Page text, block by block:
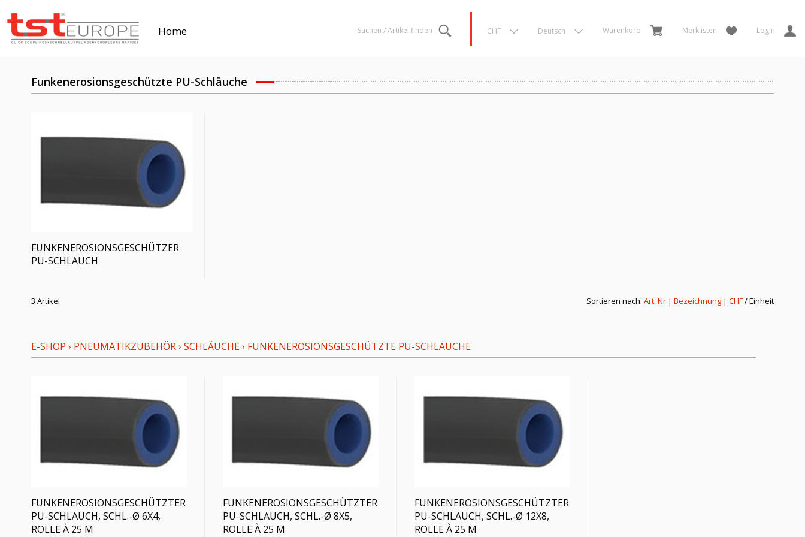
CHF Deutsch Warenkorb Merklisten Login
Suchen / Artikel finden
Home
Funkenerosionsgeschützte PU-Schläuche
FUNKENEROSIONSGESCHÜTZER
PU-SCHLAUCH
Sortieren nach: Art. Nr | Bezeichnung | CHF/ Einheit
3 Artikel
E-SHOP › PNEUMATIKZUBEHÖR› SCHLÄUCHE› FUNKENEROSIONSGESCHÜTZTE PU-SCHLÄUCHE
FUNKENEROSIONSGESCHÜTZTER
PU-SCHLAUCH, SCHL.-Ø 6X4,
ROLLE À 25 M
FUNKENEROSIONSGESCHÜTZTER
PU-SCHLAUCH, SCHL.-Ø 8X5,
ROLLE À 25 M
FUNKENEROSIONSGESCHÜTZTER
PU-SCHLAUCH, SCHL.-Ø 12X8,
ROLLE À 25 M